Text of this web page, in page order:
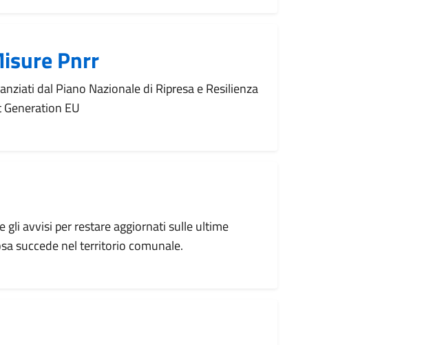
Pnrr
dal Piano Nazionale di Ripresa e Resilienza
EU
gli avvisi per restare aggiornati sulle ultime
succede nel territorio comunale.